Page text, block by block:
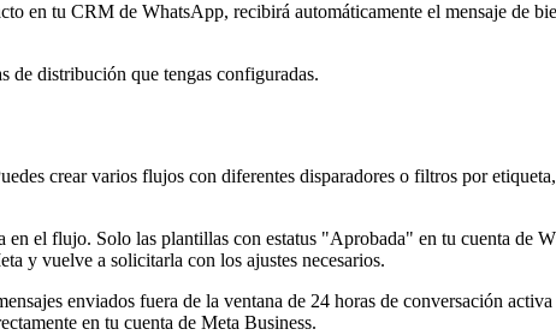
en tu CRM de WhatsApp, recibirá automáticamente el mensaje de
de distribución que tengas configuradas.
crear varios flujos con diferentes disparadores o filtros por
en el flujo. Solo las plantillas con estatus "Aprobada" en tu cuenta de
y vuelve a solicitarla con los ajustes necesarios.
enviados fuera de la ventana de 24 horas de conversación
en tu cuenta de Meta Business.